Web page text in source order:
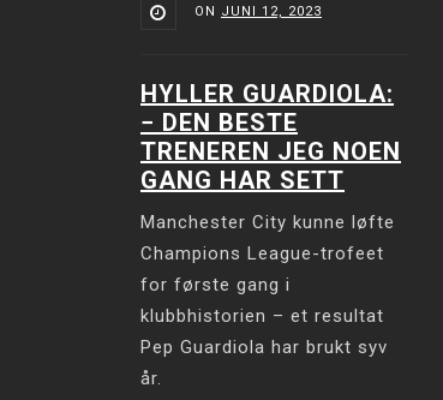
ON JUNI 12, 2023
HYLLER GUARDIOLA:
− DEN BESTE
TRENEREN JEG NOEN
GANG HAR SETT
Manchester City kunne løfte
Champions League-trofeet
for første gang i
klubbhistorien – et resultat
Pep Guardiola har brukt syv
år.